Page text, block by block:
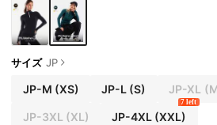
サイズ JP
JP-M (XS) JP-L (S) JP-XL
JP-3XL (XL) JP-4XL (XXL)
7 left